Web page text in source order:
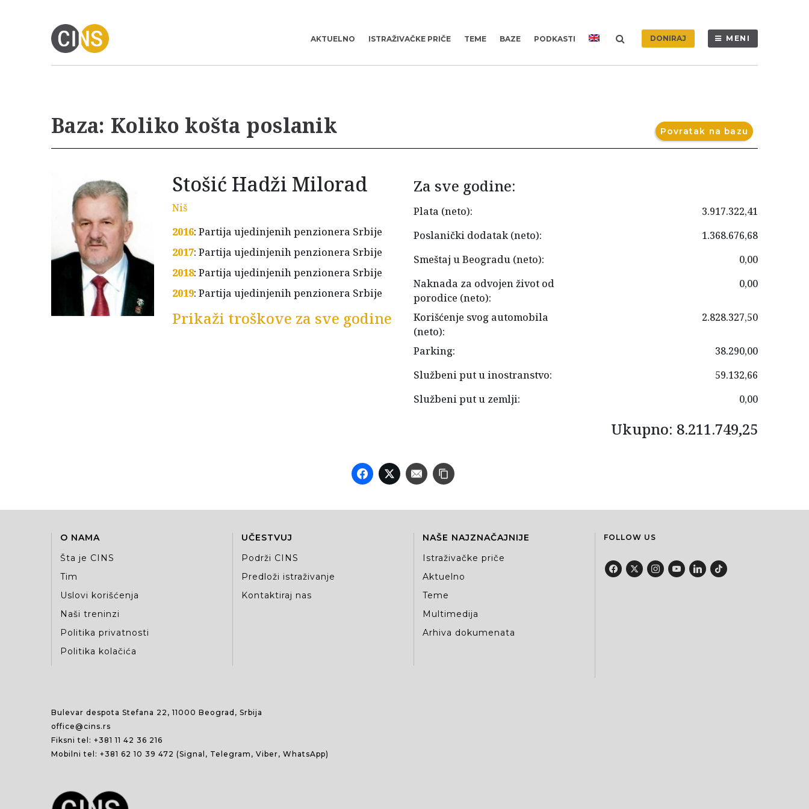
AKTUELNO ISTRAŽIVAČKE PRIČE TEME BAZE PODKASTI DONIRAJ MENI
Baza: Koliko košta poslanik Povratak na bazu
Stošić Hadži Milorad
Niš
2016: Partija ujedinjenih penzionera Srbije
2017: Partija ujedinjenih penzionera Srbije
2018: Partija ujedinjenih penzionera Srbije
2019: Partija ujedinjenih penzionera Srbije
Prikaži troškove za sve godine
Za sve godine:
Plata (neto):
3.917.322,41
Poslanički dodatak (neto):
1.368.676,68
Smeštaj u Beogradu (neto):
0,00
Naknada za odvojen život od
porodice (neto):
0,00
Korišćenje svog automobila
(neto):
2.828.327,50
Parking:
38.290,00
Službeni put u inostranstvo:
59.132,66
Službeni put u zemlji:
0,00
Ukupno: 8.211.749,25
O NAMA
Šta je CINS
Tim
Uslovi korišćenja
Naši treninzi
Politika privatnosti
Politika kolačića
UČESTVUJ
Podrži CINS
Predloži istraživanje
Kontaktiraj nas
NAŠE NAJZNAČAJNIJE
Istraživačke priče
Aktuelno
Teme
Multimedija
Arhiva dokumenata
FOLLOW US
Bulevar despota Stefana 22, 11000 Beograd, Srbija
office@cins.rs
Fiksni tel: +381 11 42 36 216
Mobilni tel: +381 62 10 39 472 (Signal, Telegram, Viber, WhatsApp)